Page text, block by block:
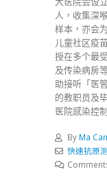
人，收集深
样本，亦会
儿童社区疫
授在多个最
及传染病房
助接听「医
的教职员及
医院感染控
By Ma
快速抗原